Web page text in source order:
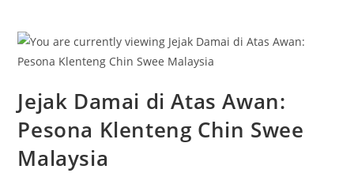
Jejak Damai di Atas Awan:
Pesona Klenteng Chin Swee
Malaysia